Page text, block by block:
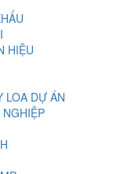
HIỆU
LOA DỰ ÁN